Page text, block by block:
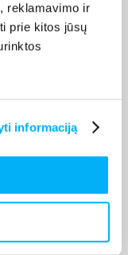
reklamavimo ir
prie kitos jūsų
informaciją
prekes